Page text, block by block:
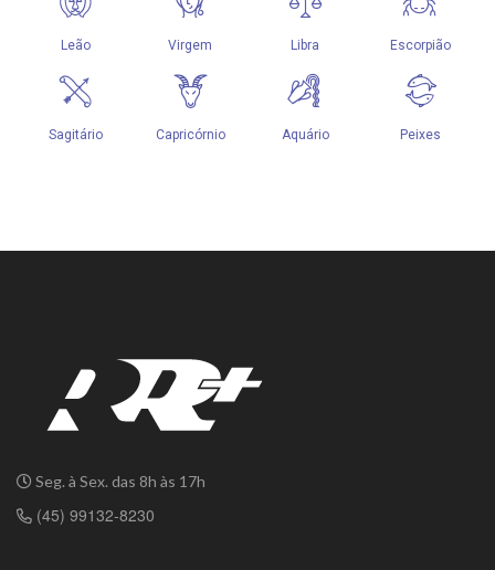
Seg. à Sex. das 8h às 17h
(45) 99132-8230